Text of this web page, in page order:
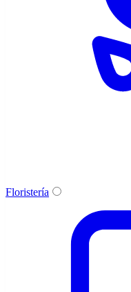
Floristería